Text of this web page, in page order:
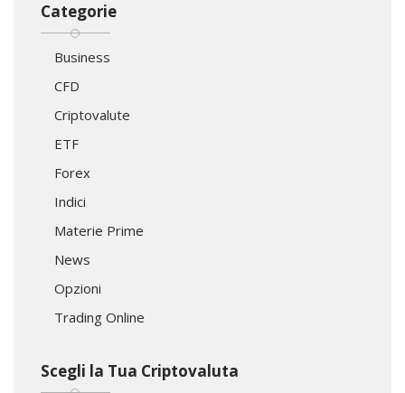
Categorie
Business
CFD
Criptovalute
ETF
Forex
Indici
Materie Prime
News
Opzioni
Trading Online
Scegli la Tua Criptovaluta